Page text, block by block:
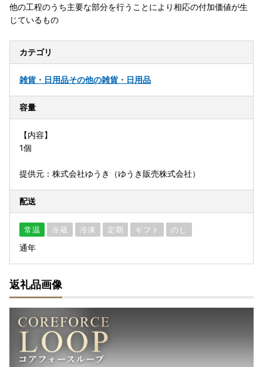
他の工程のうち主要な部分を行うことにより相応の付加価値が生
じているもの
カテゴリ
雑貨・日用品その他の雑貨・日用品
容量
【内容】
1個
提供元：株式会社ゆうき（ゆうき販売株式会社）
配送
常温 冷蔵 冷凍 定期 ギフト のし
通年
返礼品画像